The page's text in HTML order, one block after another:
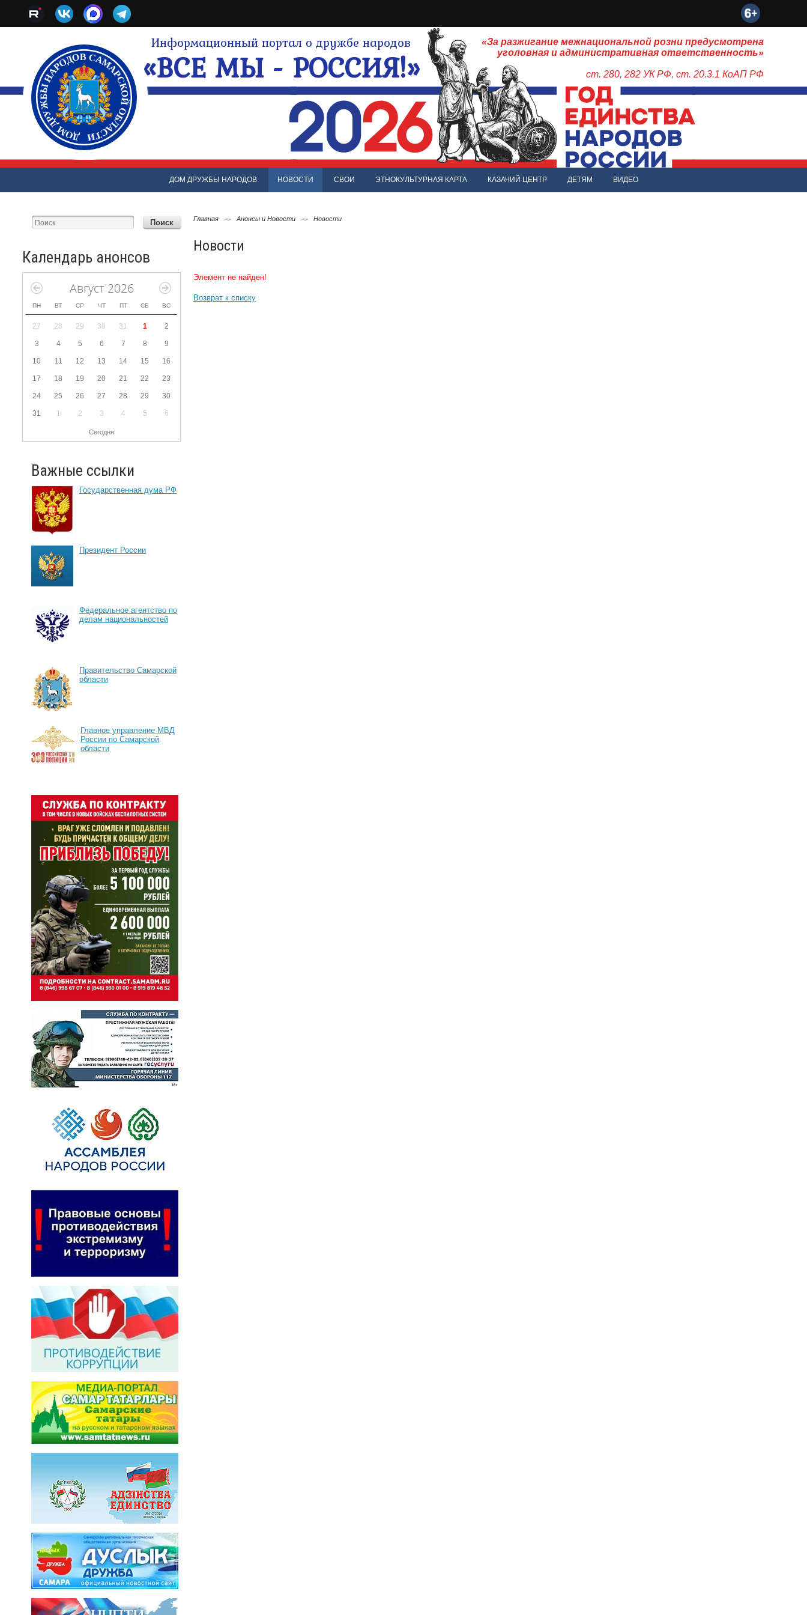
Информационный портал о дружбе народов
«ВСЕ МЫ - РОССИЯ!»
«За разжигание межнациональной розни предусмотрена
уголовная и административная ответственность»
ст. 280, 282 УК РФ, ст. 20.3.1 КоАП РФ
ДОМ ДРУЖБЫ НАРОДОВ НОВОСТИ СВОИ ЭТНОКУЛЬТУРНАЯ КАРТА КАЗАЧИЙ ЦЕНТР ДЕТЯМ ВИДЕО
Календарь анонсов
Август 2026
ПН ВТ СР ЧТ ПТ СБ ВС
27 28 29 30 31 1 2
3 4 5 6 7 8 9
10 11 12 13 14 15 16
17 18 19 20 21 22 23
24 25 26 27 28 29 30
31 1 2 3 4 5 6
Сегодня
Важные ссылки
Государственная дума РФ
Президент России
Федеральное агентство по
делам национальностей
Правительство Самарской
области
Главное управление МВД
России по Самарской
области
Главная Анонсы и Новости Новости
Новости
Элемент не найден!
Возврат к списку